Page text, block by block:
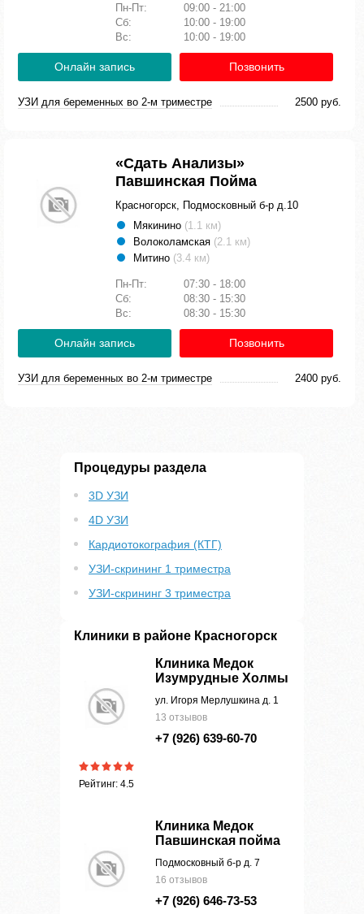
Пн-Пт:
09:00 - 21:00
Сб:
10:00 - 19:00
Вс:
10:00 - 19:00
Онлайн запись Позвонить
УЗИ для беременных во 2-м триместре 2500 руб.
«Сдать Анализы»
Павшинская Пойма
Красногорск, Подмосковный б-р д.10
Мякинино (1.1 км)
Волоколамская (2.1 км)
Митино (3.4 км)
Пн-Пт:
07:30 - 18:00
Сб:
08:30 - 15:30
Вс:
08:30 - 15:30
Онлайн запись Позвонить
УЗИ для беременных во 2-м триместре 2400 руб.
Процедуры раздела
3D УЗИ
4D УЗИ
Кардиотокография (КТГ)
УЗИ-скрининг 1 триместра
УЗИ-скрининг 3 триместра
Клиники в районе Красногорск
Рейтинг: 4.5
Клиника Медок
Изумрудные Холмы
ул. Игоря Мерлушкина д. 1
13 отзывов
+7 (926) 639-60-70
Клиника Медок
Павшинская пойма
Подмосковный б-р д. 7
16 отзывов
+7 (926) 646-73-53